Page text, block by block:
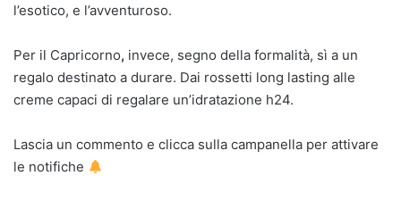
l’esotico, e l’avventuroso.
Per il Capricorno, invece, segno della formalità, sì a un
regalo destinato a durare. Dai rossetti long lasting alle
creme capaci di regalare un’idratazione h24.
Lascia un commento e clicca sulla campanella per attivare
le notifiche